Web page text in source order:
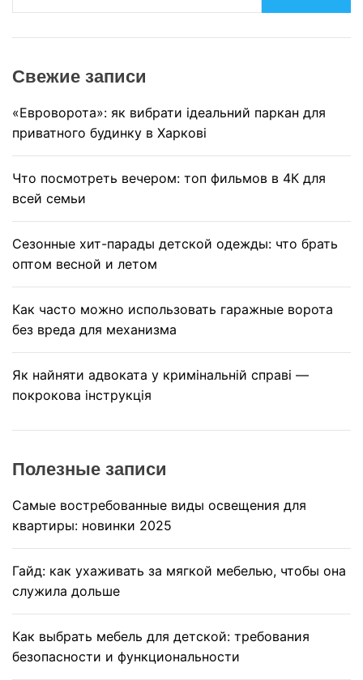
r
h
Свежие записи
«Евроворота»: як вибрати ідеальний паркан для
приватного будинку в Харкові
Что посмотреть вечером: топ фильмов в 4К для
всей семьи
Сезонные хит-парады детской одежды: что брать
оптом весной и летом
Как часто можно использовать гаражные ворота
без вреда для механизма
Як найняти адвоката у кримінальній справі —
покрокова інструкція
Полезные записи
Самые востребованные виды освещения для
квартиры: новинки 2025
Гайд: как ухаживать за мягкой мебелью, чтобы она
служила дольше
Как выбрать мебель для детской: требования
безопасности и функциональности